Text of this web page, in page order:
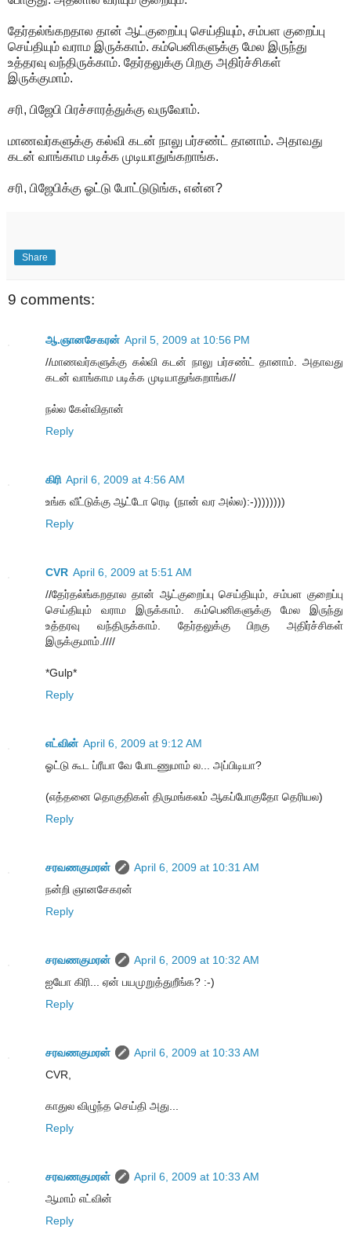
தேர்தல்ங்கறதால தான் ஆட்குறைப்பு செய்தியும், சம்பள குறைப்பு
செய்தியும் வராம இருக்காம். கம்பெனிகளுக்கு மேல இருந்து
உத்தரவு வந்திருக்காம். தேர்தலுக்கு பிறகு அதிர்ச்சிகள்
இருக்குமாம்.
சரி, பிஜேபி பிரச்சாரத்துக்கு வருவோம்.
மாணவர்களுக்கு கல்வி கடன் நாலு பர்சண்ட் தானாம். அதாவது
கடன் வாங்காம படிக்க முடியாதுங்கறாங்க.
சரி, பிஜேபிக்கு ஓட்டு போட்டுடுங்க, என்ன?
Share
9 comments:
ஆ.ஞானசேகரன் April 5, 2009 at 10:56 PM
//மாணவர்களுக்கு கல்வி கடன் நாலு பர்சண்ட் தானாம். அதாவது
கடன் வாங்காம படிக்க முடியாதுங்கறாங்க//
நல்ல கேள்விதான்
Reply
கிரி April 6, 2009 at 4:56 AM
உங்க வீட்டுக்கு ஆட்டோ ரெடி (நான் வர அல்ல):-))))))))
Reply
CVR April 6, 2009 at 5:51 AM
//தேர்தல்ங்கறதால தான் ஆட்குறைப்பு செய்தியும், சம்பள குறைப்பு
செய்தியும் வராம இருக்காம். கம்பெனிகளுக்கு மேல இருந்து
உத்தரவு வந்திருக்காம். தேர்தலுக்கு பிறகு அதிர்ச்சிகள்
இருக்குமாம்.////
*Gulp*
Reply
எட்வின் April 6, 2009 at 9:12 AM
ஓட்டு கூட ப்ரீயா வே போடணுமாம் ல... அப்பிடியா?
(எத்தனை தொகுதிகள் திருமங்கலம் ஆகப்போகுதோ தெரியல)
Reply
சரவணகுமரன்
April 6, 2009 at 10:31 AM
நன்றி ஞானசேகரன்
Reply
சரவணகுமரன்
April 6, 2009 at 10:32 AM
ஐயோ கிரி... ஏன் பயமுறுத்துறீங்க? :-)
Reply
சரவணகுமரன்
April 6, 2009 at 10:33 AM
CVR,
காதுல விழுந்த செய்தி அது...
Reply
சரவணகுமரன்
April 6, 2009 at 10:33 AM
ஆமாம் எட்வின்
Reply